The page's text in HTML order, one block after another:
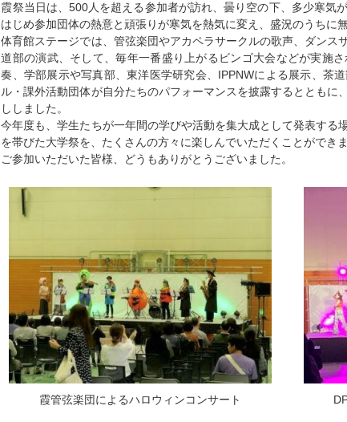
霞祭当日は、500人を超える参加者が訪れ、曇り空の下、多少寒気
はじめ参加団体の熱意と頑張りが寒気を熱気に変え、盛況のうちに
体育館ステージでは、管弦楽団やアカペラサークルの歌声、ダンス
道部の演武、そして、毎年一番盛り上がるビンゴ大会などが実施
奏、学部展示や写真部、東洋医学研究会、IPPNWによる展示、茶
ル・課外活動団体が自分たちのパフォーマンスを披露するとともに
ししました。
今年度も、学生たちが一年間の学びや活動を集大成として発表する
を帯びた大学祭を、たくさんの方々に楽しんでいただくことができま
ご参加いただいた皆様、どうもありがとうございました。
霞管弦楽団によるハロウィンコンサート